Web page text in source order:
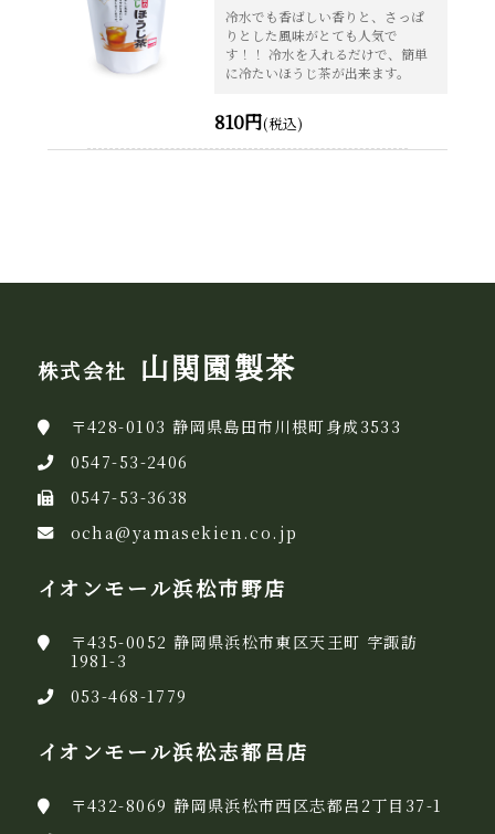
冷水でも香ばしい香りと、さっぱ
りとした風味がとても人気で
す！！ 冷水を入れるだけで、簡単
に冷たいほうじ茶が出来ます。
810円(税込)
株式会社 山関園製茶
〒428-0103 静岡県島田市川根町身成3533
0547-53-2406
0547-53-3638
ocha@yamasekien.co.jp
イオンモール浜松市野店
〒435-0052 静岡県浜松市東区天王町 字諏訪
1981-3
053-468-1779
イオンモール浜松志都呂店
〒432-8069 静岡県浜松市西区志都呂2丁目37-1